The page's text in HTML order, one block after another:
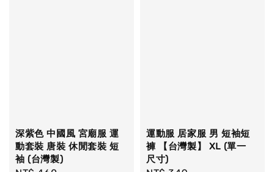
深紫色 中國風 宮廟服 運
動套裝 唐裝 休閒套裝 短
袖 (台灣製)
運動服 居家服 男 短袖短
褲 【台灣製】 XL (單一
尺寸)